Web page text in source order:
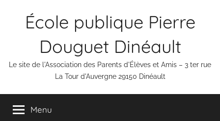
École publique Pierre
Douguet Dinéault
Le site de l'Association des Parents d'Élèves et Amis – 3 ter rue
La Tour d'Auvergne 29150 Dinéault
Menu